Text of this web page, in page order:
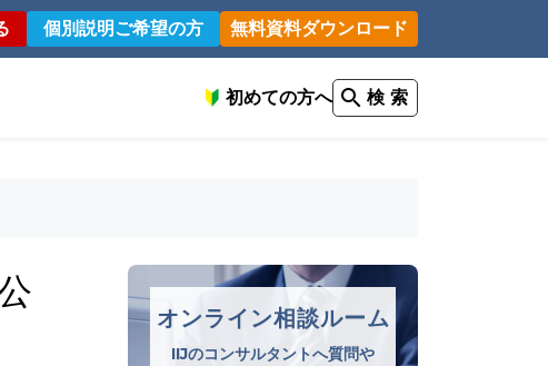
個別説明ご希望の方 無料資料ダウンロード
初めての方へ 検 索
オンライン相談ルーム
IIJのコンサルタントへ質問や